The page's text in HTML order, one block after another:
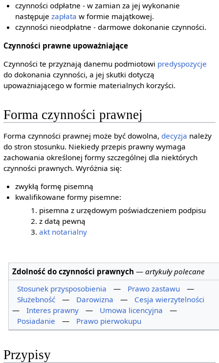
czynności odpłatne - w zamian za jej wykonanie
następujezapłata w formie majątkowej.
czynności nieodpłatne - darmowe dokonanie czynności.
Czynności prawne upoważniające
Czynności te przyznają danemu podmiotowi predyspozycje
do dokonania czynności, a jej skutki dotyczą
upoważniającego w formie materialnych korzyści.
Forma czynności prawnej
Forma czynności prawnej może być dowolna, decyzja należy
do stron stosunku. Niekiedy przepis prawny wymaga
zachowania określonej formy szczególnej dla niektórych
czynności prawnych. Wyróżnia się:
zwykłą formę pisemną
kwalifikowane formy pisemne:
pisemna z urzędowym poświadczeniem podpisu
z datą pewną
akt notarialny
Zdolność do czynności prawnych —artykuły polecane
Stosunek przysposobienia
— Prawo zastawu
—
Służebność
— Darowizna —
Cesja wierzytelności
—
Interes prawny — Umowa licencyjna
—
Posiadanie
— Prawo pierwokupu
Przypisy